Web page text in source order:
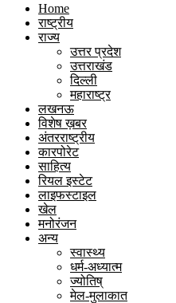
Home
राष्ट्रीय
राज्य
उत्तर प्रदेश
उत्तराखंड
दिल्ली
महाराष्ट्र
लखनऊ
विशेष ख़बर
अंतरराष्ट्रीय
कारपोरेट
साहित्य
रियल इस्टेट
लाइफस्टाइल
खेल
मनोरंजन
अन्य
स्वास्थ्य
धर्म-अध्यात्म
ज्योतिष्
मेल-मुलाकात